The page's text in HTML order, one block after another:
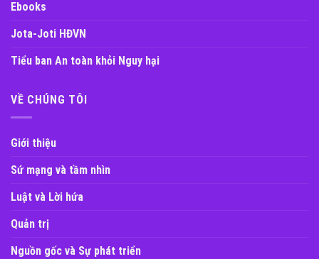
Ebooks
Jota-Joti HĐVN
Tiểu ban An toàn khỏi Nguy hại
VỀ CHÚNG TÔI
Giới thiệu
Sứ mạng và tầm nhìn
Luật và Lời hứa
Quản trị
Nguồn gốc và Sự phát triển